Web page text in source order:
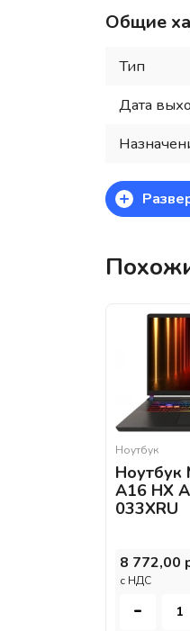
Общие
Тип
Дата
+
Ноутбук
Ноутбук
A16 HX
033XRU
8 772,00
c НДС
-